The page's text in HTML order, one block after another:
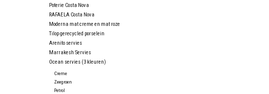
Poterie Costa Nova
RAFAELA Costa Nova
Moderna mat creme en mat roze
Tilop gerecycled porselein
Arenito servies
Marrakesh Servies
Ocean servies (3 kleuren)
Creme
Zeegroen
Petrol